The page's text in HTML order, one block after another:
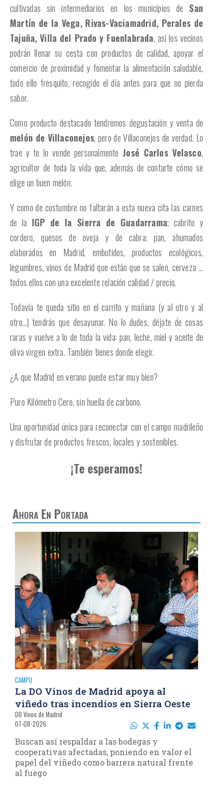
cultivadas sin intermediarios en los municipios de San
Martín de la Vega, Rivas-Vaciamadrid, Perales de
Tajuña, Villa del Prado y Fuenlabrada, así los vecinos
podrán llenar su cesta con productos de calidad, apoyar el
comercio de proximidad y fomentar la alimentación saludable,
todo ello fresquito, recogido el día antes para que no pierda
sabor.
Como producto destacado tendremos degustación y venta de
melón de Villaconejos, pero de Villaconejos de verdad. Lo
trae y te lo vende personalmente José Carlos Velasco,
agricultor de toda la vida que, además de contarte cómo se
elige un buen melón.
Y como de costumbre no faltarán a esta nueva cita las carnes
de la IGP de la Sierra de Guadarrama; cabrito y
cordero, quesos de oveja y de cabra; pan, ahumados
elaborados en Madrid, embutidos, productos ecológicos,
legumbres, vinos de Madrid que están que se salen, cerveza …
todos ellos con una excelente relación calidad / precio.
Todavía te queda sitio en el carrito y mañana (y al otro y al
otro…) tendrás que desayunar. No lo dudes, déjate de cosas
raras y vuelve a lo de toda la vida: pan, leche, miel y aceite de
oliva virgen extra. También tienes donde elegir.
¿A que Madrid en verano puede estar muy bien?
Puro Kilómetro Cero, sin huella de carbono.
Una oportunidad única para reconectar con el campo madrileño
y disfrutar de productos frescos, locales y sostenibles.
¡Te esperamos!
Ahora En Portada
CAMPO
La DO Vinos de Madrid apoya al
viñedo tras incendios en Sierra Oeste
DO Vinos de Madrid
07-08-2026
Buscan así respaldar a las bodegas y
cooperativas afectadas, poniendo en valor el
papel del viñedo como barrera natural frente
al fuego